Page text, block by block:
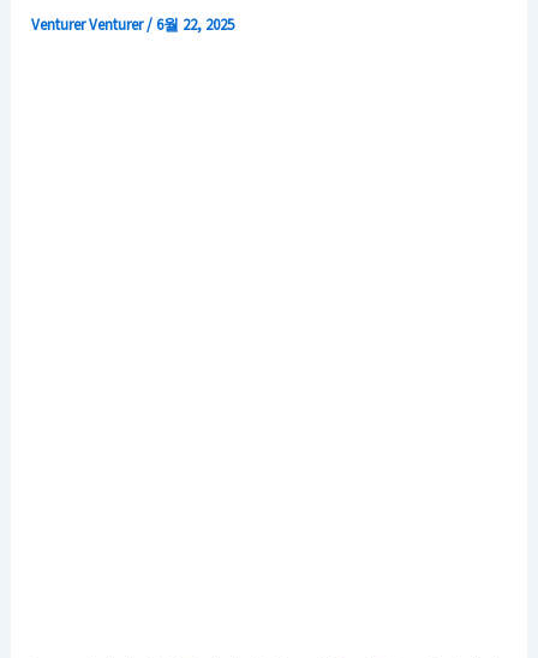
VenturerVenturer/6월 22, 2025